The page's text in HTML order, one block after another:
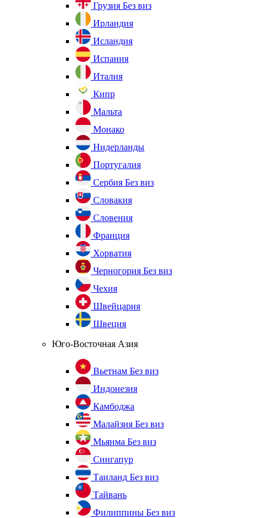
Грузия Без виз
Ирландия
Исландия
Испания
Италия
Кипр
Мальта
Монако
Нидерланды
Португалия
Сербия Без виз
Словакия
Словения
Франция
Хорватия
Черногория Без виз
Чехия
Швейцария
Швеция
Юго-Восточная Азия
Вьетнам Без виз
Индонезия
Камбоджа
Малайзия Без виз
Мьянма Без виз
Сингапур
Таиланд Без виз
Тайвань
Филиппины Без виз